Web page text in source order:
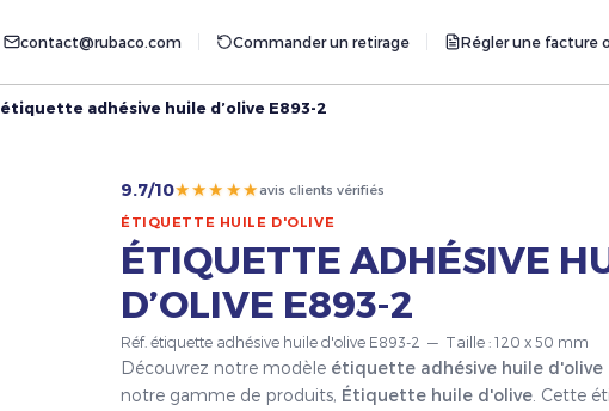
contact@rubaco.com Commander un retirage Régler une facture
étiquette adhésive huile d’olive E893-2
9.7/10★★★★★avis clients vérifiés
ÉTIQUETTE HUILE D'OLIVE
ÉTIQUETTE ADHÉSIVE
D’OLIVE E893-2
Réf. étiquette adhésive huile d'olive E893-2 — Taille : 120 x 50 mm
Découvrez notre modèle étiquette adhésive huile d'olive
notre gamme de produits, Étiquette huile d'olive . Cette